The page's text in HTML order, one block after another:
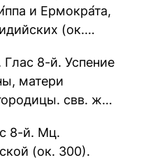
и Ермокра́та,
(ок.
Ближних8-й. Успение
матери
свв. жен
девы,...
8-й. Мц.
(ок. 300).